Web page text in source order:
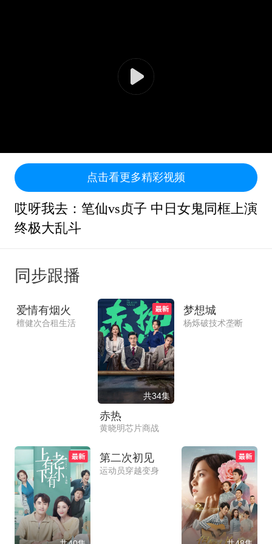
点击看更多精彩视频
哎呀我去：笔仙vs贞子 中日女鬼同框上演
终极大乱斗
同步跟播
爱情有烟火
檀健次合租生活
共34集
赤热
黄晓明芯片商战
梦想城
杨烁破技术垄断
第二次初见
运动员穿越变身